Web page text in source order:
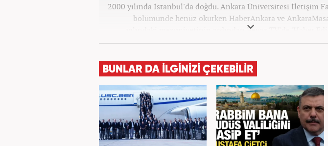
2000 yılında İstanbul'da doğdu. Ankara Üniversitesi İletişim
bölümünde henüz okurken HaberAnkara ve
yılındaki mezuniyetinin ardından Beyaz TV'de 'Haber
görev aldı. 2024 yılının Şubat ayından itibaren
BUNLAR DA İLGİNİZİ ÇEKEBİLİR